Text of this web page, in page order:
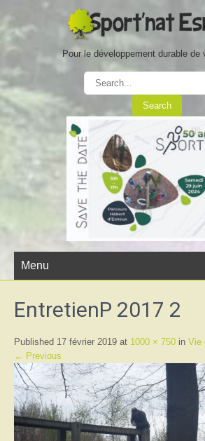
Pour le développement durable de
Menu
EntretienP 2017 2
Published 17 février 2019 at 1000 × 750 in Vie
← Previous